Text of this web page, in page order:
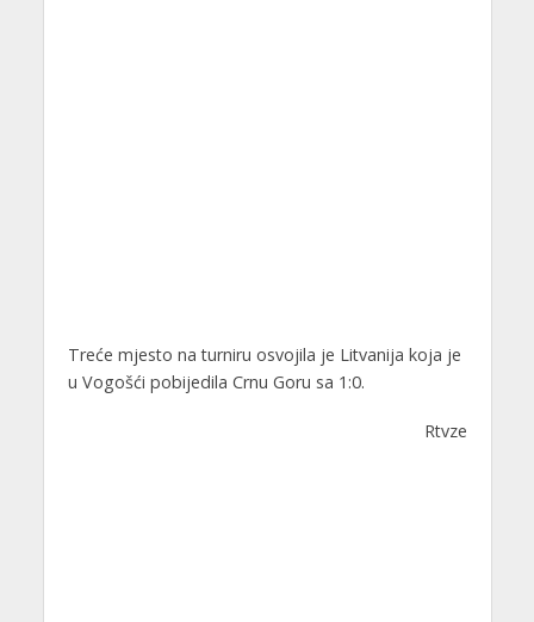
Treće mjesto na turniru osvojila je Litvanija koja je
u Vogošći pobijedila Crnu Goru sa 1:0.
Rtvze